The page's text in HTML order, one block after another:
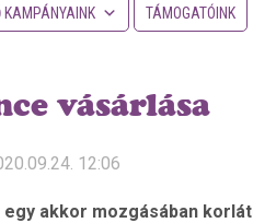
KAMPÁNYAINK TÁMOGATÓINK
vásárlása
12:06
akkor mozgásában